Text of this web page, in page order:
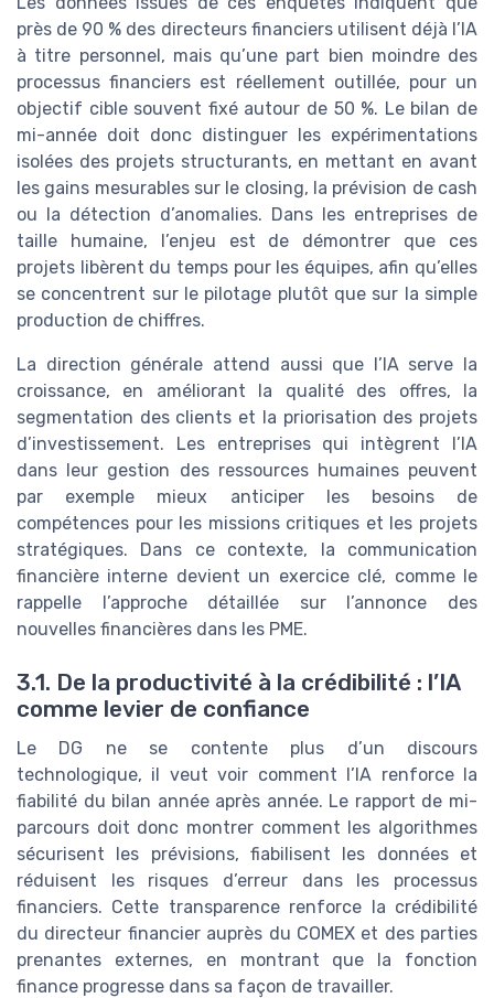
près de 90 % des directeurs financiers utilisent déjà l’IA
à titre personnel, mais qu’une part bien moindre des
processus financiers est réellement outillée, pour un
objectif cible souvent fixé autour de 50 %. Le bilan de
mi-année doit donc distinguer les expérimentations
isolées des projets structurants, en mettant en avant
les gains mesurables sur le closing, la prévision de cash
ou la détection d’anomalies. Dans les entreprises de
taille humaine, l’enjeu est de démontrer que ces
projets libèrent du temps pour les équipes, afin qu’elles
se concentrent sur le pilotage plutôt que sur la simple
production de chiffres.
La direction générale attend aussi que l’IA serve la
croissance, en améliorant la qualité des offres, la
segmentation des clients et la priorisation des projets
d’investissement. Les entreprises qui intègrent l’IA
dans leur gestion des ressources humaines peuvent
par exemple mieux anticiper les besoins de
compétences pour les missions critiques et les projets
stratégiques. Dans ce contexte, la communication
financière interne devient un exercice clé, comme le
rappelle l’approche détaillée sur l’annonce des
nouvelles financières dans les PME.
3.1. De la productivité à la crédibilité : l’IA
comme levier de confiance
Le DG ne se contente plus d’un discours
technologique, il veut voir comment l’IA renforce la
fiabilité du bilan année après année. Le rapport de mi-
parcours doit donc montrer comment les algorithmes
sécurisent les prévisions, fiabilisent les données et
réduisent les risques d’erreur dans les processus
financiers. Cette transparence renforce la crédibilité
du directeur financier auprès du COMEX et des parties
prenantes externes, en montrant que la fonction
finance progresse dans sa façon de travailler.